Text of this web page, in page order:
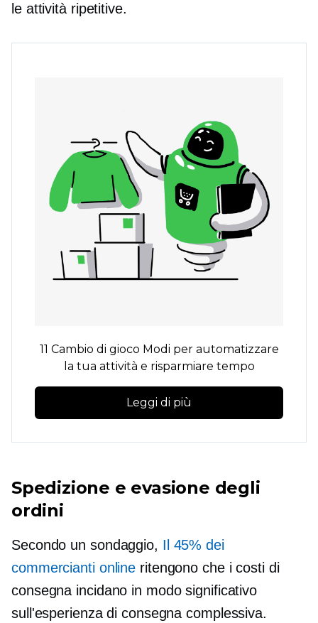
le attività ripetitive.
11 Cambio di gioco Modi per automatizzare
la tua attività e risparmiare tempo
Leggi di più
Spedizione e evasione degli
ordini
Secondo un sondaggio, Il 45% dei
commercianti online ritengono che i costi di
consegna incidano in modo significativo
sull'esperienza di consegna complessiva.